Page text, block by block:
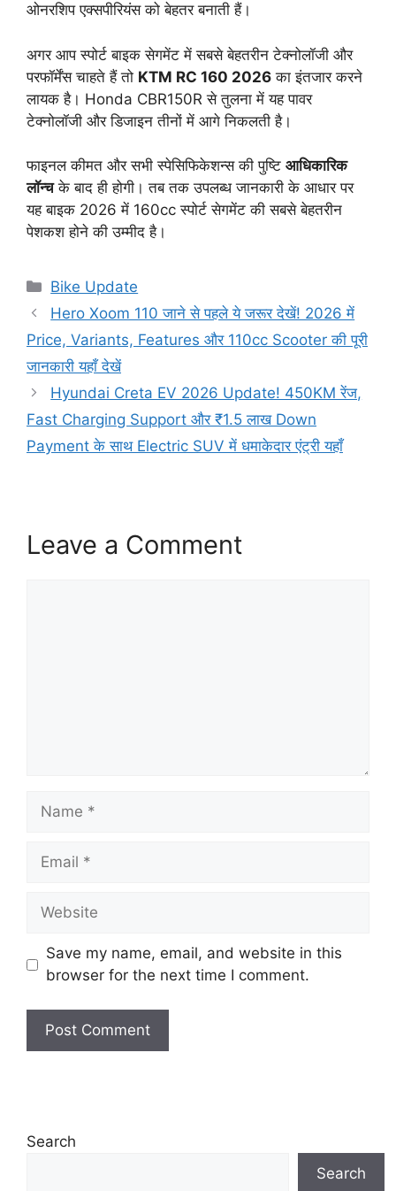
ओनरशिप एक्सपीरियंस को बेहतर बनाती हैं।
अगर आप स्पोर्ट बाइक सेगमेंट में सबसे बेहतरीन टेक्नोलॉजी और
परफॉर्मेंस चाहते हैं तो KTM RC 160 2026 का इंतजार करने
लायक है। Honda CBR150R से तुलना में यह पावर
टेक्नोलॉजी और डिजाइन तीनों में आगे निकलती है।
फाइनल कीमत और सभी स्पेसिफिकेशन्स की पुष्टि आधिकारिक
लॉन्चके बाद ही होगी। तब तक उपलब्ध जानकारी के आधार पर
यह बाइक 2026 में 160cc स्पोर्ट सेगमेंट की सबसे बेहतरीन
पेशकश होने की उम्मीद है।
Categories
Bike Update
Hero Xoom 110 जाने से पहले ये जरूर देखें! 2026 में
Price, Variants, Features और 110cc Scooter की पूरी
जानकारी यहाँ देखें
Hyundai Creta EV 2026 Update! 450KM रेंज,
Fast Charging Support और ₹1.5 लाख Down
Payment के साथ Electric SUV में धमाकेदार एंट्री यहाँ
Leave a Comment
Name
Email
Website
Save my name, email, and website in this
browser for the next time I comment.
Search
Search